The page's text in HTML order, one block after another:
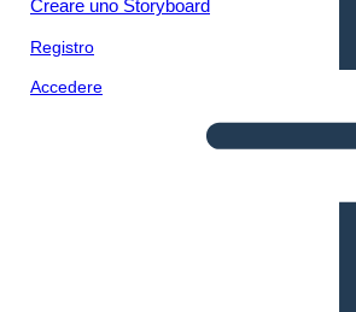
Creare uno Storyboard
Registro
Accedere